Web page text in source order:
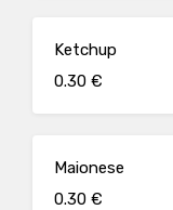
Ketchup
0.30 €
Maionese
0.30 €